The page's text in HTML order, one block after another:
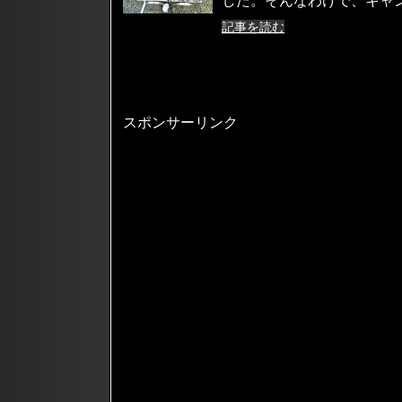
記事を読む
スポンサーリンク